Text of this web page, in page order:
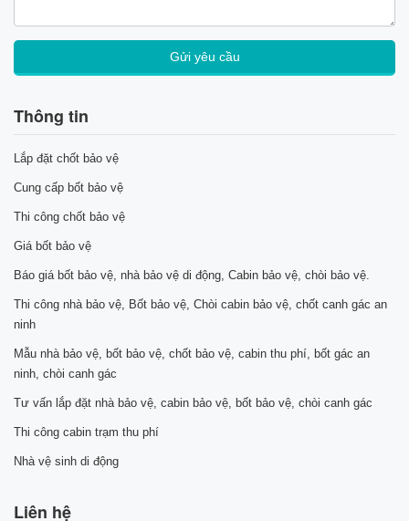
Thông tin
Lắp đặt chốt bảo vệ
Cung cấp bốt bảo vệ
Thi công chốt bảo vệ
Giá bốt bảo vệ
Báo giá bốt bảo vệ, nhà bảo vệ di động, Cabin bảo vệ, chòi bảo vệ.
Thi công nhà bảo vệ, Bốt bảo vệ, Chòi cabin bảo vệ, chốt canh gác an
ninh
Mẫu nhà bảo vệ, bốt bảo vệ, chốt bảo vệ, cabin thu phí, bốt gác an
ninh, chòi canh gác
Tư vấn lắp đặt nhà bảo vệ, cabin bảo vệ, bốt bảo vệ, chòi canh gác
Thi công cabin trạm thu phí
Nhà vệ sinh di động
Liên hệ